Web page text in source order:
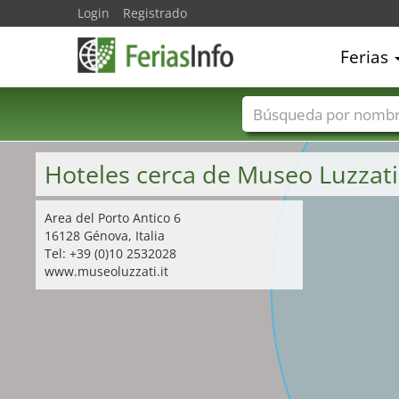
Hoteles cerca de Museo Luzzati
Area del Porto Antico 6
16128 Génova, Italia
Tel: +39 (0)10 2532028
www.museoluzzati.it
Login Registrado
Ferias
Nombres de ferias